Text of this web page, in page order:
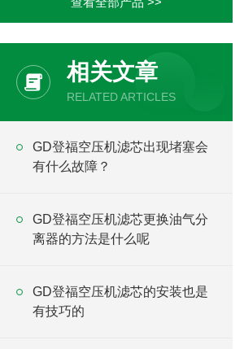
相关文章
RELATED ARTICLES
GD登福空压机滤芯出现堵塞会
有什么故障？
GD登福空压机滤芯更换油气分
离器的方法是什么呢
GD登福空压机滤芯的安装也是
有技巧的